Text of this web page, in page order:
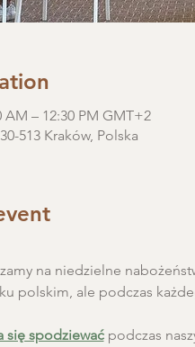
AM – 12:30 PM GMT+2
513 Kraków, Polska
na niedzielne
polskim, ale podczas
się spodziewać podczas